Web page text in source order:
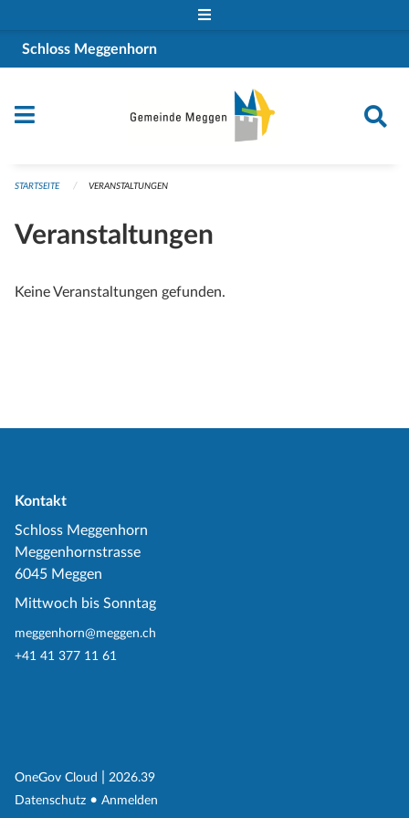
Schloss Meggenhorn
STARTSEITE VERANSTALTUNGEN
Veranstaltungen
Keine Veranstaltungen gefunden.
Kontakt
Schloss Meggenhorn
Meggenhornstrasse
6045 Meggen
Mittwoch bis Sonntag
meggenhorn@meggen.ch
+41 41 377 11 61
OneGov Cloud (External Link)
2026.39
Datenschutz (External Link)
Anmelden